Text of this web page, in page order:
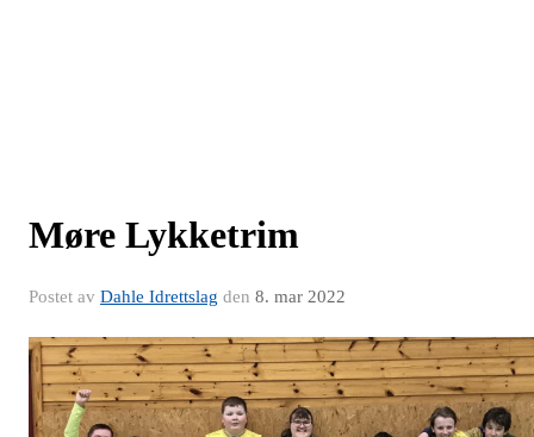
Møre Lykketrim
Postet av Dahle Idrettslag den 8. mar 2022